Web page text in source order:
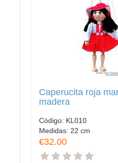
Caperucita roja
madera
Código: KL010
Medidas: 22 cm
€32.00